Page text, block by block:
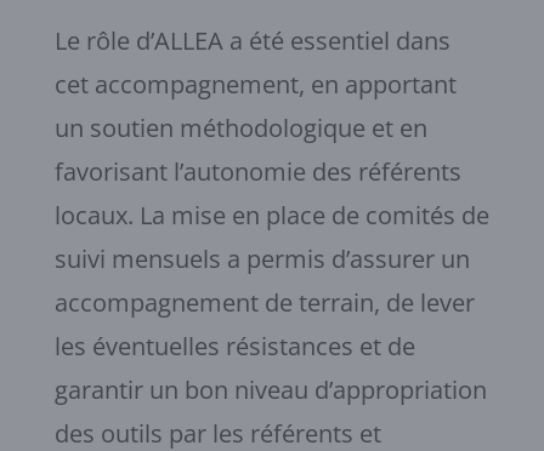
Le rôle d’ALLEA a été essentiel dans
cet accompagnement, en apportant
un soutien méthodologique et en
favorisant l’autonomie des référents
locaux. La mise en place de comités de
suivi mensuels a permis d’assurer un
accompagnement de terrain, de lever
les éventuelles résistances et de
garantir un bon niveau d’appropriation
des outils par les référents et